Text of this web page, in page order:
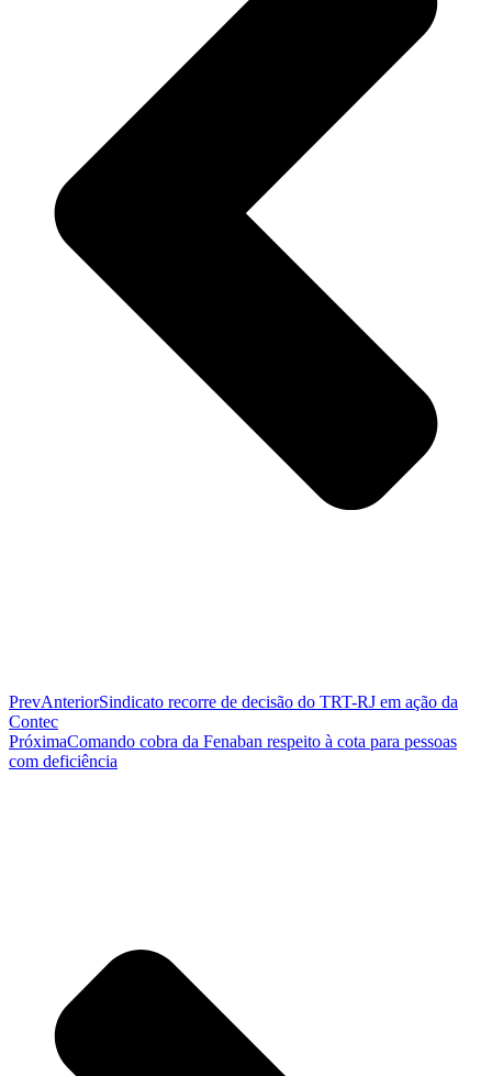
PrevAnteriorSindicato recorre de decisão do TRT-RJ em ação da
Contec
PróximaComando cobra da Fenaban respeito à cota para pessoas
com deficiência